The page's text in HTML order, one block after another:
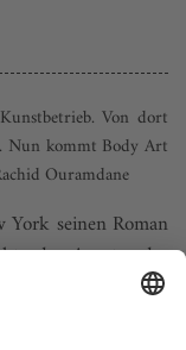
Von dort
Nun kommt Body Art
Ouramdane
seinen Roman
der Avantgarde-
in einem einsamen
Ehemanns zu